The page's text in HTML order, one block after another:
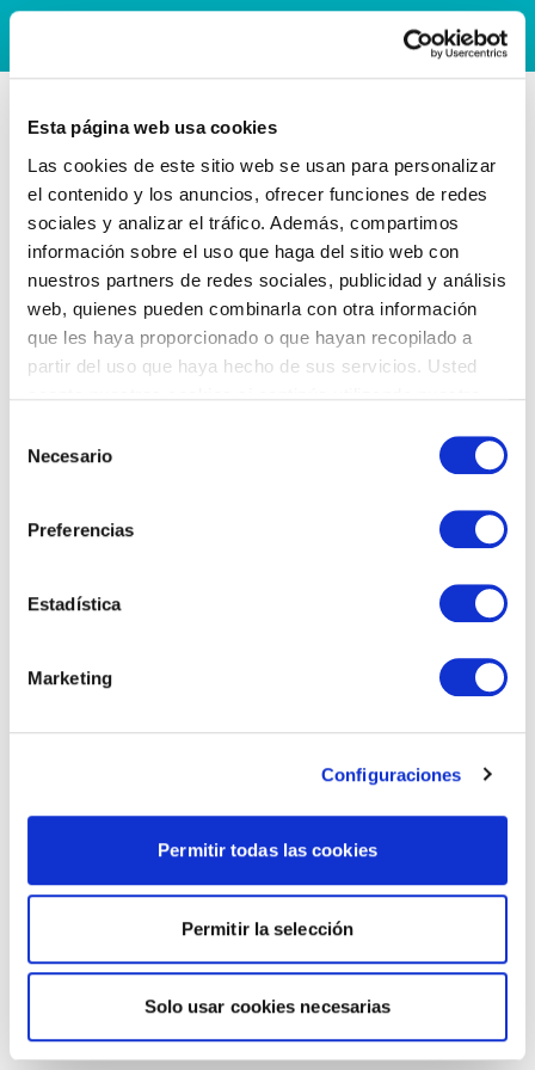
Esta página web usa cookies
Las cookies de este sitio web se usan para personalizar
el contenido y los anuncios, ofrecer funciones de redes
sociales y analizar el tráfico. Además, compartimos
información sobre el uso que haga del sitio web con
nuestros partners de redes sociales, publicidad y análisis
web, quienes pueden combinarla con otra información
que les haya proporcionado o que hayan recopilado a
partir del uso que haya hecho de sus servicios. Usted
Necesario
Preferencias
Estadística
Marketing
Configuraciones
Permitir todas las cookies
Permitir la selección
Solo usar cookies necesarias